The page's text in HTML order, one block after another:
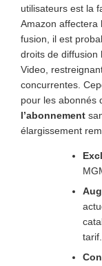
utilisateurs est la
Amazon affectera
fusion, il est
droits de diffusion
Video,
concurrentes.
pour les abonnés
l’abonnement
élargissement
tarif.